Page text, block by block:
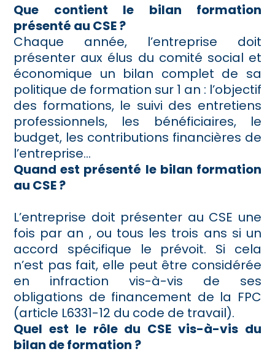
Que contient le bilan formation
présenté au CSE ?
Chaque année, l’entreprise doit
présenter aux élus du comité social et
économique un bilan complet de sa
politique de formation sur 1 an : l’objectif
des formations, le suivi des entretiens
professionnels, les bénéficiaires, le
budget, les contributions financières de
l’entreprise…
Quand est présenté le bilan formation
au CSE ?
L’entreprise doit présenter au CSE une
fois par an , ou tous les trois ans si un
accord spécifique le prévoit. Si cela
n’est pas fait, elle peut être considérée
en infraction vis-à-vis de ses
obligations de financement de la FPC
(article L6331-12 du code de travail).
Quel est le rôle du CSE vis-à-vis du
bilan de formation ?